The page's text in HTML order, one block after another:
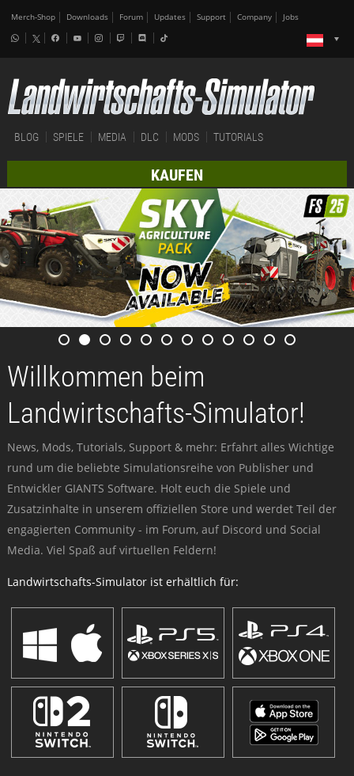
Merch-Shop Downloads Forum Updates Support Company Jobs
BLOG SPIELE MEDIA DLC MODS TUTORIALS
KAUFEN
Willkommen beim
Landwirtschafts-Simulator!
News, Mods, Tutorials, Support & mehr: Erfahrt alles Wichtige
rund um die beliebte Simulationsreihe von Publisher und
Entwickler GIANTS Software. Holt euch die Spiele und
Zusatzinhalte in unserem offiziellen Store und werdet Teil der
engagierten Community - im Forum, auf Discord und Social
Media. Viel Spaß auf virtuellen Feldern!
Landwirtschafts-Simulator ist erhältlich für: